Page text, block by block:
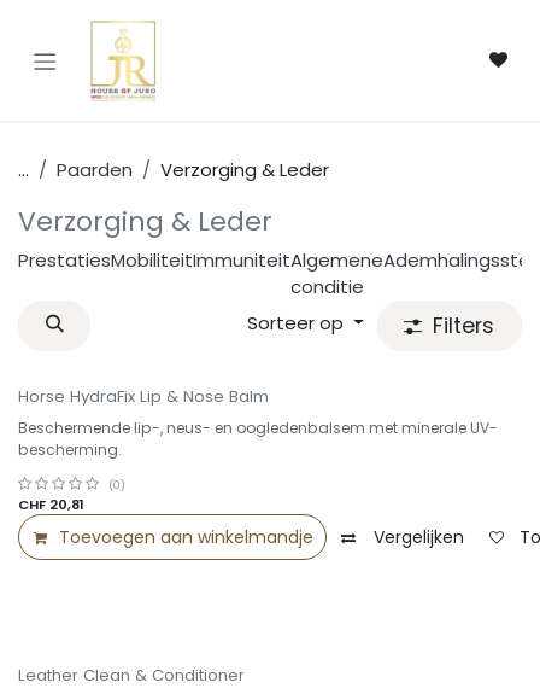
... Paarden Verzorging & Leder
Verzorging & Leder
PrestatiesMobiliteitImmuniteitAlgemene
conditie
Sorteer op Filters
Horse HydraFix Lip & Nose Balm
Beschermende lip-, neus- en oogledenbalsem met minerale UV-
bescherming.
(0)
CHF 20,81
Toevoegen aan winkelmandje Vergelijken
Leather Clean & Conditioner